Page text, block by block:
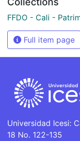
FFDO - Cali -
Full item page
Universidad Icesi:
18 No. 122-135